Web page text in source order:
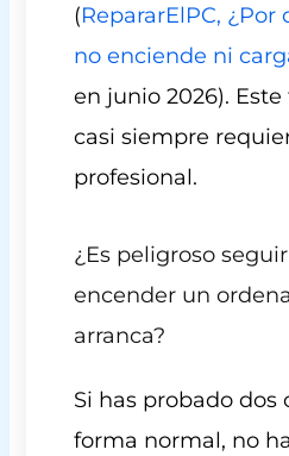
(RepararElPC,
no enciende ni
en junio 2026).
casi siempre
profesional.
¿Es peligroso
encender un
arranca?
Si has probado dos
forma normal, no